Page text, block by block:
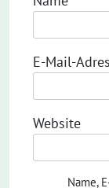
E-Mail-
Website
Name,